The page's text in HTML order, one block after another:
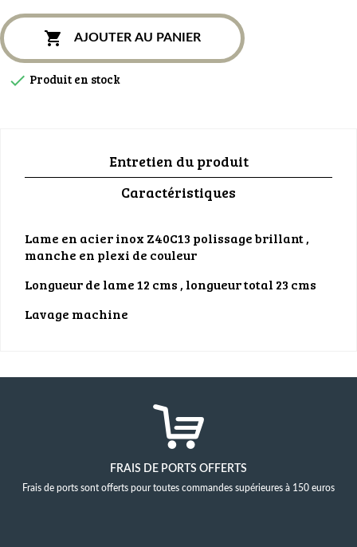
 AJOUTER AU PANIER
 Produit en stock
Entretien du produit
Caractéristiques
Lame en acier inox Z40C13 polissage brillant ,
manche en plexi de couleur
Longueur de lame 12 cms , longueur total 23 cms
Lavage machine
FRAIS DE PORTS OFFERTS
Frais de ports sont offerts pour toutes commandes supérieures à 150 euros